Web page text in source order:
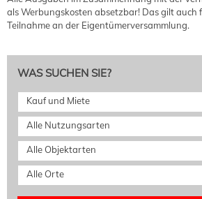
als Werbungskosten absetzbar! Das gilt auch
Teilnahme an der Eigentümerversammlung.
WAS SUCHEN SIE?
Kauf und Miete
Alle Nutzungsarten
Alle Objektarten
Alle Orte